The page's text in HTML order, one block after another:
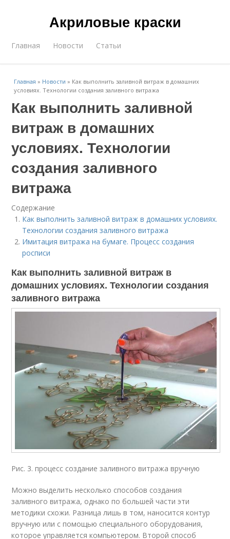
Акриловые краски
Главная Новости Статьи
Главная » Новости » Как выполнить заливной витраж в домашних
условиях. Технологии создания заливного витража
Как выполнить заливной
витраж в домашних
условиях. Технологии
создания заливного
витража
Содержание
Как выполнить заливной витраж в домашних условиях.
Технологии создания заливного витража
Имитация витража на бумаге. Процесс создания
росписи
Как выполнить заливной витраж в
домашних условиях. Технологии создания
заливного витража
Рис. 3. процесс создание заливного витража вручную
Можно выделить несколько способов создания
заливного витража, однако по большей части эти
методики схожи. Разница лишь в том, наносится контур
вручную или с помощью специального оборудования,
которое управляется компьютером. Второй способ